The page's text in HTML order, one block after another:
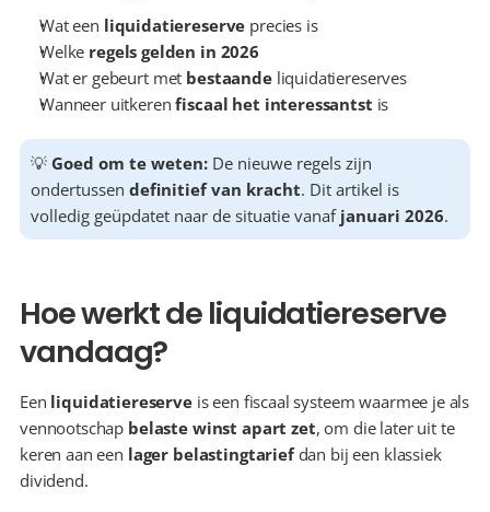
Wat een liquidatiereserve precies is
Welke regels gelden in 2026
Wat er gebeurt met bestaande liquidatiereserves
Wanneer uitkeren fiscaal het interessantst is
💡 Goed om te weten: De nieuwe regels zijn
ondertussen definitief van kracht. Dit artikel is
volledig geüpdatet naar de situatie vanaf januari 2026.
Hoe werkt de liquidatiereserve
vandaag?
Een liquidatiereserve is een fiscaal systeem waarmee je als
vennootschap belaste winst apart zet, om die later uit te
keren aan een lager belastingtarief dan bij een klassiek
dividend.